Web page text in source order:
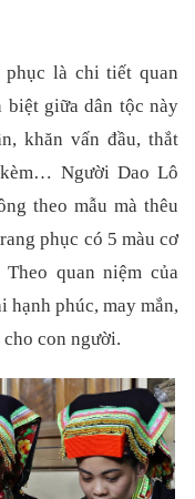
là chi tiết quan
biệt giữa dân tộc này
khăn vấn đầu, thắt
Người Dao Lô
theo mẫu mà thêu
phục có 5 màu cơ
quan niệm của
hạnh phúc, may mắn,
con người.